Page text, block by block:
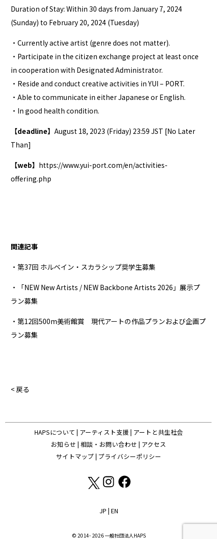
Duration of Stay: Within 30 days from January 7, 2024
(Sunday) to February 20, 2024 (Tuesday)
・Currently active artist (genre does not matter).
・Participate in the citizen exchange project at least once
in cooperation with Designated Administrator.
・Reside and conduct creative activities in YUI – PORT.
・Able to communicate in either Japanese or English.
・In good health condition.
【deadline】August 18, 2023 (Friday) 23:59 JST [No Later
Than]
【web】 https://www.yui-port.com/en/activities-
offering.php
関連記事
・第37回 ホルベイン・スカラシップ奨学生募集
・「NEW New Artists / NEW Backbone Artists 2026」展示プ
ラン募集
・第12回500m美術館賞 現代アートの作品プランおよび企画プ
ラン募集
< 戻る
HAPSについて | アーティスト支援 | アートと共生社会
お知らせ | 相談・お問い合わせ | アクセス
サイトマップ | プライバシーポリシー
JP | EN
© 2014- 2026 一般社団法人HAPS